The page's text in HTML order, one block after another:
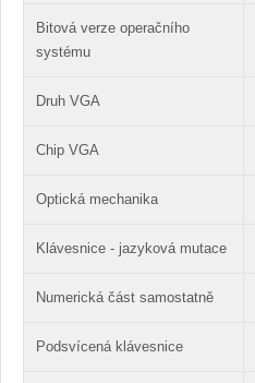
Bitová verze operačního
systému
Druh VGA
Chip VGA
Optická mechanika
Klávesnice - jazyková mutace
Numerická část samostatně
Podsvícená klávesnice